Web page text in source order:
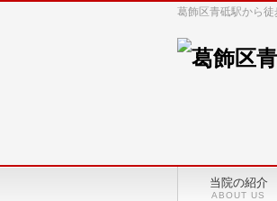
葛飾区青砥駅から徒
当院の紹介
ABOUT US